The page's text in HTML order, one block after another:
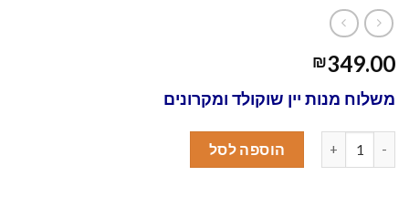
₪349.00
משלוח מנות יין שוקולד ומקרונים
כמות של משלוח מנות יין שוקולד ומקרונים
הוספה לסל